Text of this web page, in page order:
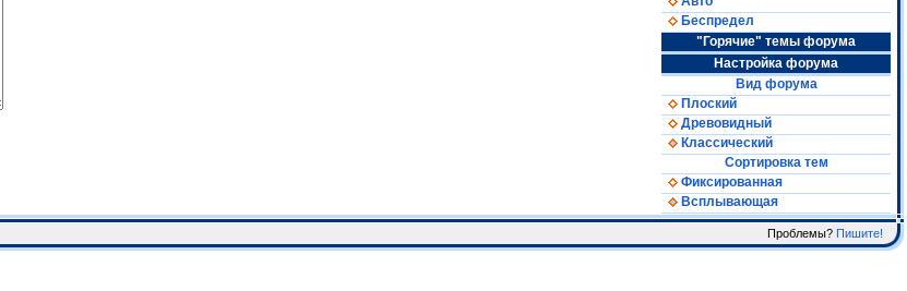
Беспредел
"Горячие" темы форума
Настройка форума
Вид форума
Плоский
Древовидный
Классический
Сортировка тем
Фиксированная
Всплывающая
Проблемы? Пишите!